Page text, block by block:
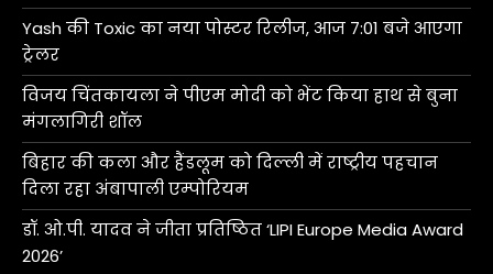
Yash की Toxic का नया पोस्टर रिलीज, आज 7:01 बजे आएगा
ट्रेलर
विजय चिंतकायला ने पीएम मोदी को भेंट किया हाथ से बुना
मंगलागिरी शॉल
बिहार की कला और हैंडलूम को दिल्ली में राष्ट्रीय पहचान
दिला रहा अंबापाली एम्पोरियम
डॉ. ओ.पी. यादव ने जीता प्रतिष्ठित ‘LIPI Europe Media Award
2026’